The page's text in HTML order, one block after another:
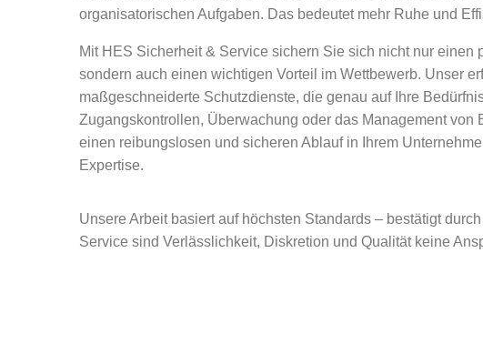
organisatorischen Aufgaben. Das bedeutet mehr Ruhe und
Mit HES Sicherheit & Service sichern Sie sich nicht nur einen
sondern auch einen wichtigen Vorteil im Wettbewerb. Unser
maßgeschneiderte Schutzdienste, die genau auf Ihre
Zugangskontrollen, Überwachung oder das Management von
einen reibungslosen und sicheren Ablauf in Ihrem
Expertise.
Unsere Arbeit basiert auf höchsten Standards – bestätigt
Service sind Verlässlichkeit, Diskretion und Qualität keine